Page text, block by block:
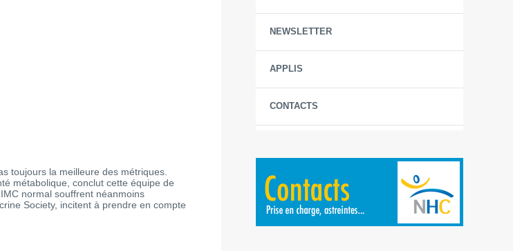
toujours la meilleure des métriques.
métabolique, conclut cette équipe de
normal souffrent néanmoins
Society, incitent à prendre en compte
NEWSLETTER
APPLIS
CONTACTS